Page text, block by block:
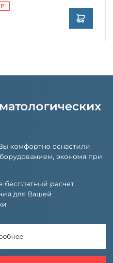
₽
комфортно оснастили
экономя при
бесплатный расчет
для Вашей